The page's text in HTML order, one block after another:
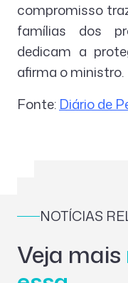
compromisso
famílias dos
dedicam a
afirma o ministro.
Fonte: Diário de
NOTÍCIAS
Veja mais